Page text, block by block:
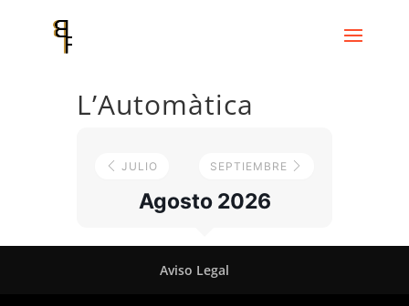
L’Automàtica
JULIO
Agosto 2026
SEPTIEMBRE
Aviso Legal